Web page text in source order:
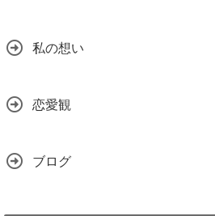
私の想い
恋愛観
ブログ